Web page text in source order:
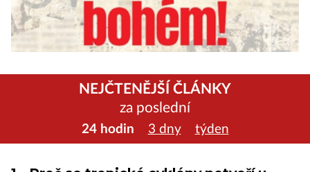
NEJČTENĚJŠÍ ČLÁNKY
za poslední
24 hodin 3 dny týden